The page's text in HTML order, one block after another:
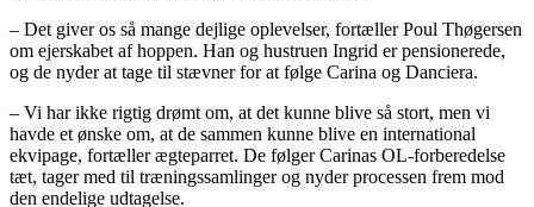
– Det giver os så mange dejlige oplevelser, fortæller Poul Thøgersen
om ejerskabet af hoppen. Han og hustruen Ingrid er pensionerede,
og de nyder at tage til stævner for at følge Carina og Danciera.
– Vi har ikke rigtig drømt om, at det kunne blive så stort, men vi
havde et ønske om, at de sammen kunne blive en international
ekvipage, fortæller ægteparret. De følger Carinas OL-forberedelse
tæt, tager med til træningssamlinger og nyder processen frem mod
den endelige udtagelse.